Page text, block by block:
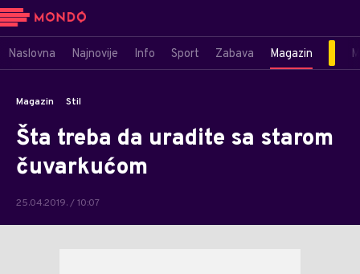
Naslovna Najnovije Info Sport Zabava Magazin
Magazin Stil
Šta treba da uradite sa starom
čuvarkućom
25.04.2019. / 10:07